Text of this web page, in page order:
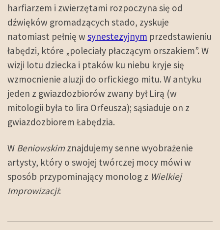
harfiarzem i zwierzętami rozpoczyna się od
dźwięków gromadzących stado, zyskuje
natomiast pełnię wsynestezyjnym przedstawieniu
łabędzi, które „poleciały płaczącym orszakiem”. W
wizji lotu dziecka i ptaków ku niebu kryje się
wzmocnienie aluzji do orfickiego mitu. W antyku
jeden z gwiazdozbiorów zwany był Lirą (w
mitologii była to lira Orfeusza); sąsiaduje on z
gwiazdozbiorem Łabędzia.
W Beniowskim znajdujemy senne wyobrażenie
artysty, który o swojej twórczej mocy mówi w
sposób przypominający monolog z Wielkiej
Improwizacji: